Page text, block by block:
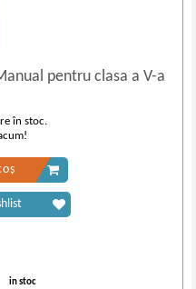
pentru clasa a V-a
in stoc
în stoc.